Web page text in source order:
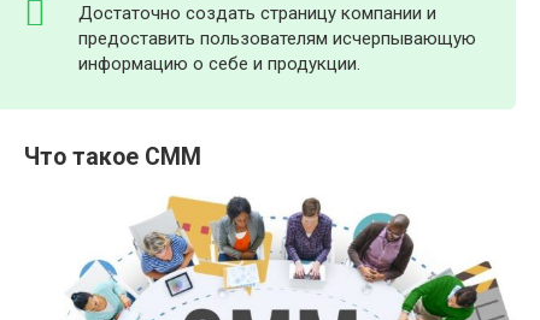
Достаточно создать страницу компании и
предоставить пользователям исчерпывающую
информацию о себе и продукции.
Что такое СММ